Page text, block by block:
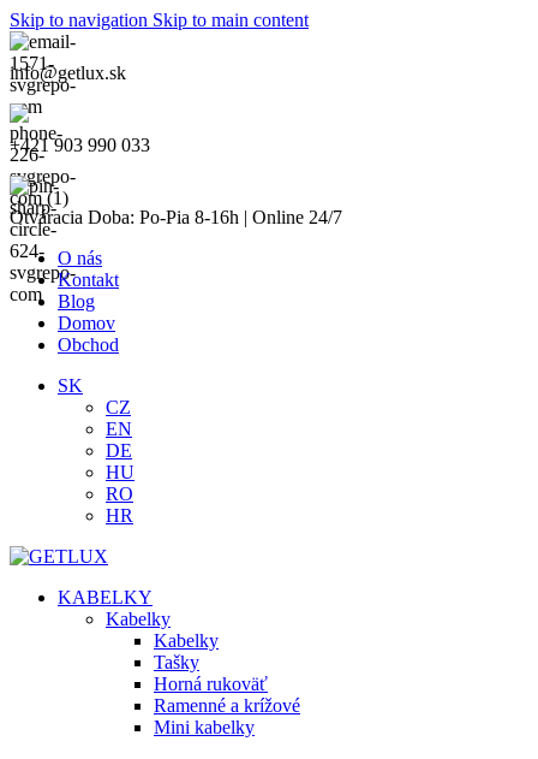
Skip to navigation Skip to main content
info@getlux.sk
+421 903 990 033
Otváracia Doba: Po-Pia 8-16h | Online 24/7
O nás
Kontakt
Blog
Domov
Obchod
SK
CZ
EN
DE
HU
RO
HR
KABELKY
Kabelky
Kabelky
Tašky
Horná rukoväť
Ramenné a krížové
Mini kabelky